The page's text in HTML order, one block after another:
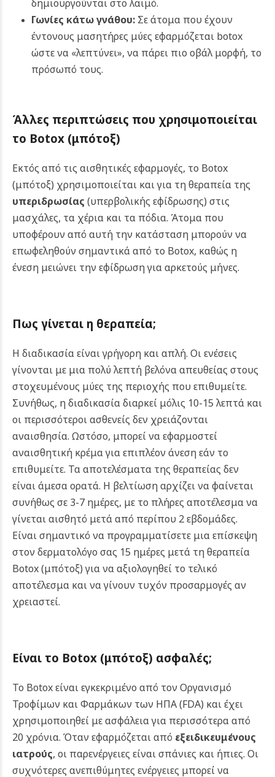
δημιουργούνται στο λαιμό.
Γωνίες κάτω γνάθου: Σε άτομα που έχουν
έντονους μασητήρες μύες εφαρμόζεται botox
ώστε να «λεπτύνει», να πάρει πιο οβάλ μορφή, το
πρόσωπό τους.
Άλλες περιπτώσεις που χρησιμοποιείται
το Botox (μπότοξ)
Εκτός από τις αισθητικές εφαρμογές, το Botox
(μπότοξ) χρησιμοποιείται και για τη θεραπεία της
υπεριδρωσίας (υπερβολικής εφίδρωσης) στις
μασχάλες, τα χέρια και τα πόδια. Άτομα που
υποφέρουν από αυτή την κατάσταση μπορούν να
επωφεληθούν σημαντικά από το Botox, καθώς η
ένεση μειώνει την εφίδρωση για αρκετούς μήνες.
Πως γίνεται η θεραπεία;
Η διαδικασία είναι γρήγορη και απλή. Οι ενέσεις
γίνονται με μια πολύ λεπτή βελόνα απευθείας στους
στοχευμένους μύες της περιοχής που επιθυμείτε.
Συνήθως, η διαδικασία διαρκεί μόλις 10-15 λεπτά και
οι περισσότεροι ασθενείς δεν χρειάζονται
αναισθησία. Ωστόσο, μπορεί να εφαρμοστεί
αναισθητική κρέμα για επιπλέον άνεση εάν το
επιθυμείτε. Τα αποτελέσματα της θεραπείας δεν
είναι άμεσα ορατά. Η βελτίωση αρχίζει να φαίνεται
συνήθως σε 3-7 ημέρες, με το πλήρες αποτέλεσμα να
γίνεται αισθητό μετά από περίπου 2 εβδομάδες.
Είναι σημαντικό να προγραμματίσετε μια επίσκεψη
στον δερματολόγο σας 15 ημέρες μετά τη θεραπεία
Botox (μπότοξ)για να αξιολογηθεί το τελικό
αποτέλεσμα και να γίνουν τυχόν προσαρμογές αν
χρειαστεί.
Είναι το Botox (μπότοξ) ασφαλές;
Το Botox είναι εγκεκριμένο από τον Οργανισμό
Τροφίμων και Φαρμάκων των ΗΠΑ (FDA) και έχει
χρησιμοποιηθεί με ασφάλεια για περισσότερα από
20 χρόνια. Όταν εφαρμόζεται από εξειδικευμένους
ιατρούς, οι παρενέργειες είναι σπάνιες και ήπιες. Οι
συχνότερες ανεπιθύμητες ενέργειες μπορεί να